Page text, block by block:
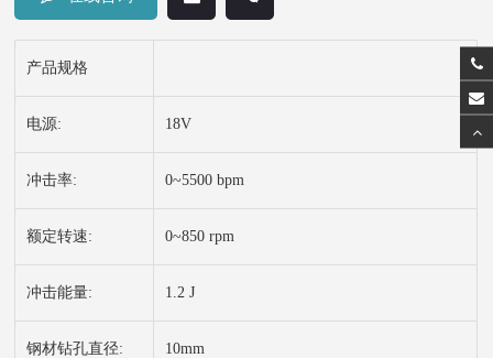
产品规格
电源: 18V
冲击率: 0~5500 bpm
额定转速: 0~850 rpm
冲击能量: 1.2 J
钢材钻孔直径: 10mm